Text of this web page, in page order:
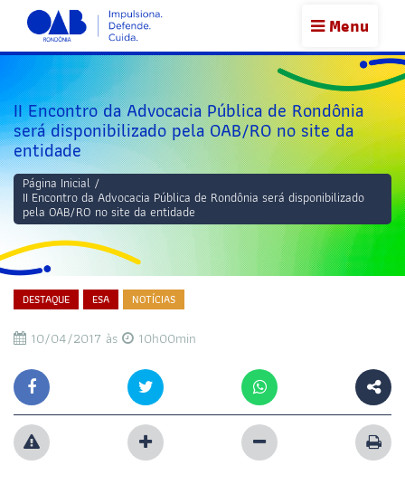
Menu
II Encontro da Advocacia Pública de Rondônia
será disponibilizado pela OAB/RO no site da
entidade
Página Inicial /
II Encontro da Advocacia Pública de Rondônia será disponibilizado
pela OAB/RO no site da entidade
DESTAQUE ESA NOTÍCIAS
10/04/2017 às 10h00min